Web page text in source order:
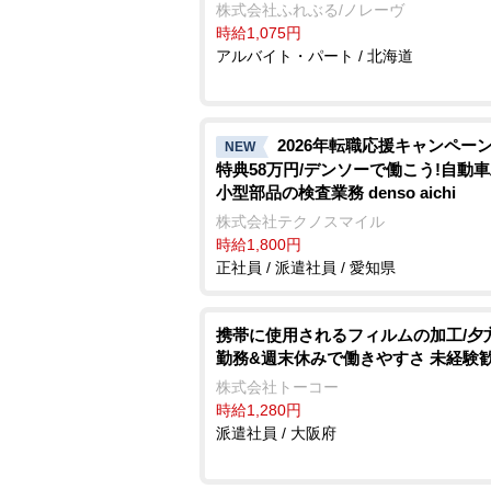
株式会社ふれぶる/ノレーヴ
時給1,075円
アルバイト・パート / 北海道
NEW
2026年転職応援キャンペー
特典58万円/デンソーで働こう!自動
小型部品の検査業務 denso aichi
株式会社テクノスマイル
時給1,800円
正社員 / 派遣社員 / 愛知県
携帯に使用されるフィルムの加工/夕
勤務&週末休みで働きやすさ 未経験
株式会社トーコー
時給1,280円
派遣社員 / 大阪府